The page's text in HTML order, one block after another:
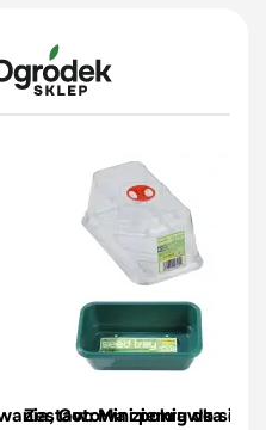
Gotowa ziemia do
Zestaw: Mini pokrywka do